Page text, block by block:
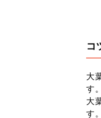
コ
大
す。
大
す。